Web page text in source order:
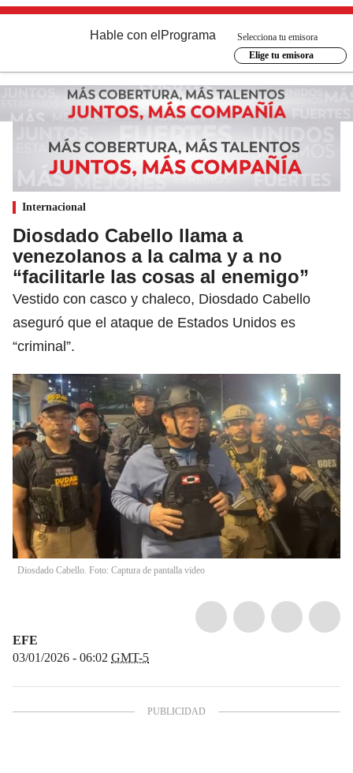
Hable con el Programa
Selecciona tu emisora
Elige tu emisora
Internacional
Diosdado Cabello llama a
venezolanos a la calma y a no
“facilitarle las cosas al enemigo”
Vestido con casco y chaleco, Diosdado Cabello
aseguró que el ataque de Estados Unidos es
“criminal”.
Diosdado Cabello. Foto: Captura de pantalla video
EFE
03/01/2026 - 06:02 GMT-5